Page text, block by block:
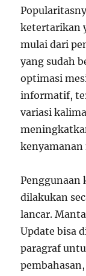
ketertarikan
mulai dari
yang sudah
optimasi
informatif,
variasi
kenyamanan
Penggunaan
dilakukan
lancar.
Update bisa
paragraf